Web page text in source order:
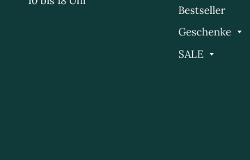
Bestseller
Geschenke
SALE